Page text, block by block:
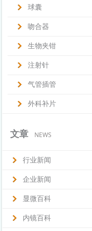
球囊
吻合器
生物夹钳
注射针
气管插管
外科补片
文章 NEWS
行业新闻
企业新闻
显微百科
内镜百科